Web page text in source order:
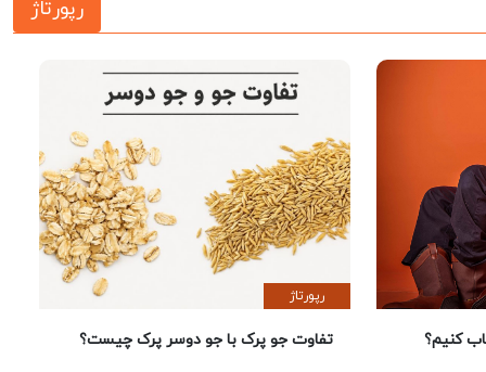
رپورتاژ
کنیم؟
رپورتاژ
تفاوت جو پرک با جو دوسر پرک چیست؟